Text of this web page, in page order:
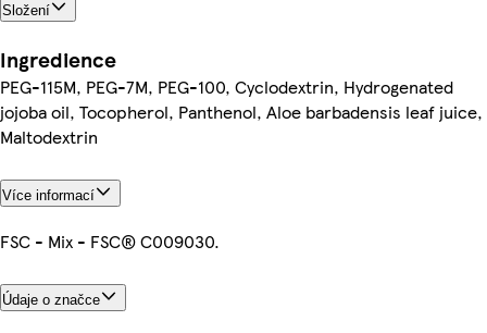
Složení
Ingredience
PEG-115M, PEG-7M, PEG-100, Cyclodextrin, Hydrogenated
jojoba oil, Tocopherol, Panthenol, Aloe barbadensis leaf juice,
Maltodextrin
Více informací
FSC - Mix - FSC® C009030.
Údaje o značce